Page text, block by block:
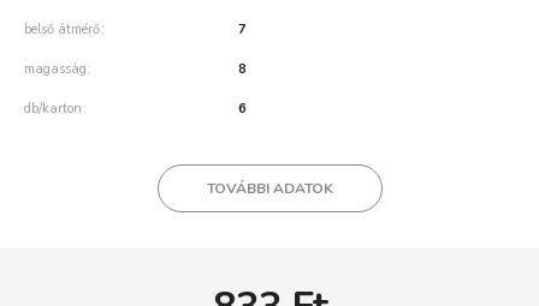
belső átmérő 7
magasság 8
db/karton 6
TOVÁBBI ADATOK